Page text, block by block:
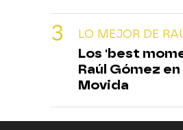
LO MEJOR DE
Los 'best
Raúl Gómez
Movida